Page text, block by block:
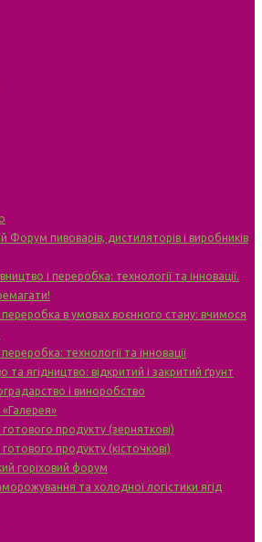
Форум пивоварів, дистиляторів і виробників
і переробка: технології та інновації.
переробка в умовах воєнного стану: вчимося
технології та інновації
та ягідництво: відкритий і закритий ґрунт
і виноробство
продукту (зерняткові)
продукту (кісточкові)
горіховий форум
та холодної логістики ягід